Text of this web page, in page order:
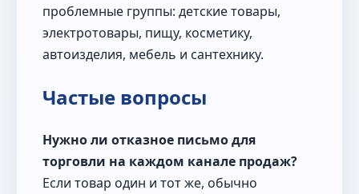
проблемные группы: детские товары,
электротовары, пищу, косметику,
автоизделия, мебель и сантехнику.
Частые вопросы
Нужно ли отказное письмо для
торговли на каждом канале продаж?
Если товар один и тот же, обычно